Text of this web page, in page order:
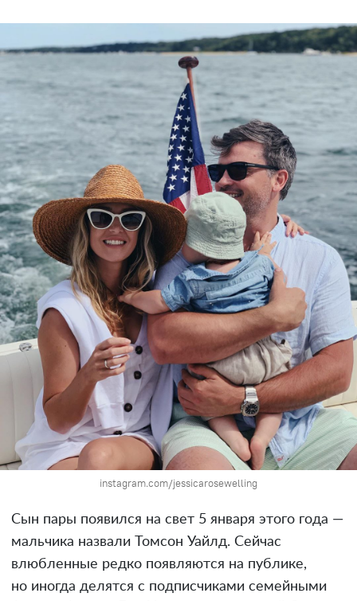
instagram.com/jessicarosewelling
Сын пары появился на свет 5 января этого года —
мальчика назвали Томсон Уайлд. Сейчас
влюбленные редко появляются на публике,
но иногда делятся с подписчиками семейными